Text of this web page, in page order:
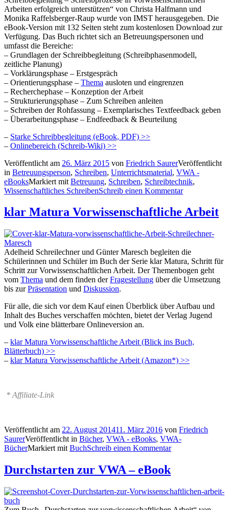
Arbeiten erfolgreich unterstützen“ von Christa Halfmann und
Monika Raffelsberger-Raup wurde von IMST herausgegeben. Die
eBook-Version mit 132 Seiten steht zum kostenlosen Download zur
Verfügung. Das Buch richtet sich an Betreuungspersonen und
umfasst die Bereiche:
– Grundlagen der Schreibbegleitung (Schreibphasenmodell,
zeitliche Planung)
– Vorklärungsphase – Erstgespräch
– Orientierungsphase – Thema ausloten und eingrenzen
– Recherchephase – Konzeption der Arbeit
– Strukturierungsphase – Zum Schreiben anleiten
– Schreiben der Rohfassung – Exemplarisches Textfeedback geben
– Überarbeitungsphase – Endfeedback & Beurteilung
– Starke Schreibbegleitung (eBook, PDF) >>
– Onlinebereich (Schreib-Wiki) >>
Veröffentlicht am 26. März 2015 von Friedrich SaurerVeröffentlicht
in Betreuungsperson, Schreiben, Unterrichtsmaterial, VWA -
eBooksMarkiert mit Betreuung, Schreiben, Schreibtechnik,
Wissenschaftliches SchreibenSchreib einen Kommentar
klar Matura Vorwissenschaftliche Arbeit
Adelheid Schreilechner und Günter Maresch begleiten die
Schülerinnen und Schüler im Buch der Serie klar Matura, Schritt für
Schritt zur Vorwissenschaftlichen Arbeit. Der Themenbogen geht
vom Thema und dem finden derFragestellung über die Umsetzung
bis zurPräsentation und Diskussion.
Für alle, die sich vor dem Kauf einen Überblick über Aufbau und
Inhalt des Buches verschaffen möchten, bietet der Verlag Jugend
und Volk eine blätterbare Onlineversion an.
– klar Matura Vorwissenschaftliche Arbeit (Blick ins Buch,
Blätterbuch) >>
– klar Matura Vorwissenschaftliche Arbeit (Amazon*) >>
* Affiliate-Link
Veröffentlicht am 22. August 201411. März 2016 von Friedrich
SaurerVeröffentlicht in Bücher, VWA - eBooks, VWA-
BücherMarkiert mit BuchSchreib einen Kommentar
Durchstarten zur VWA – eBook